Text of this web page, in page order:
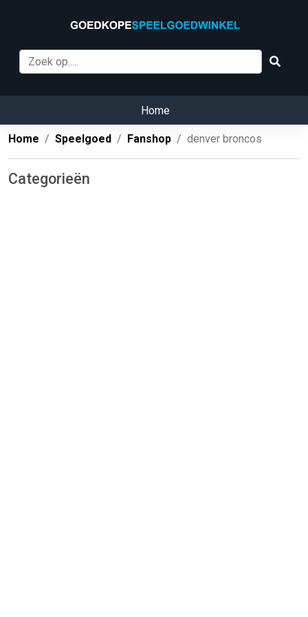
Home
Home Speelgoed Fanshop denver broncos
Categorieën